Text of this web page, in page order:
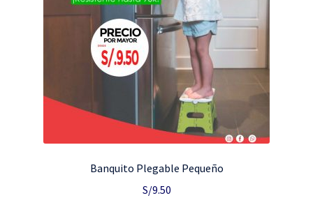
Banquito Plegable Pequeño
S/9.50